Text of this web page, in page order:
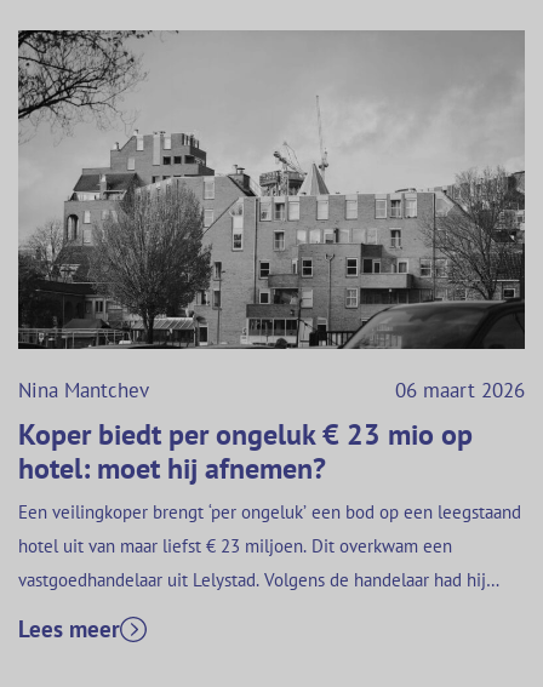
in procedures…
Nina Mantchev 06 maart 2026
Koper biedt per ongeluk € 23 mio op
hotel: moet hij afnemen?
Een veilingkoper brengt ‘per ongeluk’ een bod op een leegstaand
hotel uit van maar liefst € 23 miljoen. Dit overkwam een
vastgoedhandelaar uit Lelystad. Volgens de handelaar had hij
helemaal niet zo’n hoge prijs willen bieden, maar ‘slechts’ € 2,3
miljoen. De man zou een ‘nulletje teveel’ hebben getypt. Daarom
Lees meer